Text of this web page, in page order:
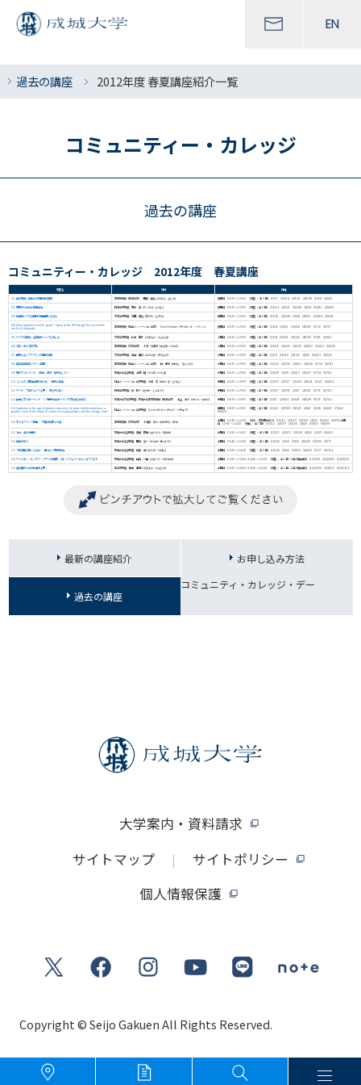
EN
過去の講座 2012年度 春夏講座紹介一覧
コミュニティー・カレッジ
過去の講座
コミュニティー・カレッジ 2012年度 春夏講座
講座名 講師 日程
01) 南方熊楠：日本人の可能性の極限 非常勤講師（経済学部） 田村 義也（たむら・よしや） 月曜日 18:30 〜 19:50 （講座 ： 全 6 回） (1)5/7 (2)5/14 (3)5/21 (4)5/28 (5)6/4 (6)6/11
02) 市民のための企業金融論 経済学部教授 福光 寛（ふくみつ・ひろし） 月曜日 18:30 〜 19:50 （講座 ：全 6 回） (1)5/14 (2)5/21 (3)5/28 (4)6/4 (5)6/11 (6)6/18
03) 加藤周一『二〇世紀の自画像』を読む 文芸学部教授 有田 英也（ありた・ひでや） 月曜日 18:30 〜 19:50 （講座 ：全 6 回） (1)5/21 (2)5/28 (3)6/4 (4)6/11 (5)6/18 (6)6/25
04) Close together or wide apart？ Japan ＆ the UK through the eyes of the
media ＆ its people
非常勤講師（社会イノベーション学部） David Harrison（ディビッド・ハリソン） 月曜日 18:30 〜 19:50 （講座 ：全 6 回） (1)6/4 (2)6/11 (3)6/18 (4)6/25 (5)7/2 (6)7/9
05) ドラマの英語：名探偵ホームズを楽しむ 文芸学部教授 杉本 豊久（すぎもと・とよひさ） 火曜日 18:30 〜 19:50 （講座 ：全 6 回） (1)5/8 (2)5/15 (3)5/22 (4)5/29 (5)6/5 (6)6/12
06) 江戸ッ子と江戸文化 非常勤講師（文芸学部） 小沢 詠美子（おざわ・えみこ） 火曜日 18:30 〜 19:50 （講座 ：全 6 回） (1)5/15 (2)5/22 (3)5/29 (4)6/12 (5)6/19 (6)6/26
07) 華麗なるハプスブルク帝国の宮殿 文芸学部教授 富山 典彦（とみやま・のりひこ） 水曜日 18:30 〜 19:50 （講座 ：全 6 回） (1)5/9 (2)5/16 (3)5/23 (4)6/6 (5)6/13 (6)6/20
08) 英語音声探索ツアー６日間 非常勤講師（社会イノベーション学部） 林 響子（はやし・きょうこ） 水曜日 18:30 〜 19:50 （講座 ：全 6 回） (1)5/23 (2)5/30 (3)6/13 (4)6/20 (5)7/4 (6)7/11
09) 現代アイルランド — 新生・停滞・繁栄そして？ — 成城大学名誉教授 上野 格（うえの・いたる） 水曜日 18:30 〜 19:50 （講座 ：全 6 回） (1)5/30 (2)6/6 (3)6/13 (4)6/27 (5)7/4 (6)7/11
10) ミレニアム開発目標の光と影 — 世界と日本 — 社会イノベーション学部教授 大隈 宏（おおくま・ひろし） 木曜日 18:30 〜 19:50 （講座 ：全 6 回） (1)5/10 (2)5/17 (3)5/24 (4)5/31 (5)6/7 (6)6/14
11) アート・プロデュース入門 — 夢を形に紡ぐ — 経済学部教授 境 新一（さかい・しんいち） 木曜日 18:30 〜 19:50 （講座 ：全 6 回） (1)5/17 (2)5/31 (3)6/7 (4)6/21 (5)7/5 (6)7/12
12) 独立を恋うポーランド — 19世紀後半ポーランド文化史を中心に — 東海大学文学部教授／成城大学非常勤講師（経済学部） 土谷 直人（つちや・なおと） 木曜日 18:30 〜 19:50 （講座 ：全 6 回） (1)6/7 (2)6/14 (3)6/21 (4)6/28 (5)7/5 (6)7/12
13) Optimism in the age of global crises: why do some intellectuals have a
positive view of the future in a time of overpopulation and the energy crisis?
社会イノベーション学部教授 Dennis Riches（デニス・リチェズ）
金曜日 18:30 〜 19:50 （講座 ：全 8 回） (1)5/11 (2)5/18 (3)5/25 (4)6/1 (5)6/8 (6)6/15 (7)6/22
(8)6/29
14) 恋するフランス映画 — 恋愛の刹那と永遠 — 非常勤講師（文芸学部） 小河原 あや（おがわら・あや）
土曜日 10:40 〜 12:00 （試写 ：変則開始あり） (1)5/12 (2)5/19 (3)5/26 (4)6/9 (5)6/16 (6)6/30 土曜
日 13:00 〜 14:20 （講義 ： 全 6 回） (1)5/12 (2)5/19 (3)5/26 (4)6/9 (5)6/16 (6)6/30
15) 簿記・会計の世界 成城大学名誉教授 斉藤 昭雄（さいとう・あきお） 土曜日 13:00 〜 14:20 （講座 ： 全 6 回） (1)5/12 (2)5/19 (3)5/26 (4)6/2 (5)6/9 (6)6/16
16) 日本の祭り 成城大学名誉教授 田中 宣一（たなか・せんいち） 土曜日 10:40 〜 12:00 （講座 ： 全 6 回） (1)5/26 (2)6/2 (3)6/9 (4)6/23 (5)6/30 (6)7/7
17) 『和漢朗詠集』を読む — 朗詠と『源氏物語』 — 成城大学名誉教授 杤尾 武（とちお・たけし） 土曜日 13:00 〜 14:20 （講座 ： 全 6 回） (1)5/26 (2)6/2 (3)6/16 (4)6/23 (5)7/7 (6)7/14
18) アメリカン・ビジネス・パワーの実像 — ロックフェラーからジョブズまで — 成城大学名誉教授 山口 一臣（やまぐち・かずおみ） 土曜日 13:00 〜 14:20 / 14:40 〜 16:00 （講座 ： 全 6 回 / 1日2講義連続） (1)(2)6/9 (3)(4)6/16 (5)(6)6/23
19) 裁判員のための刑事法入門 法学部教授 鋤本 豊博（すきもと・とよひろ） 土曜日 13:00 〜 14:20 / 14:40 〜 16:00 （講座 ： 全 6 回 / 1日2講義連続） (1)(2)6/30 (3)(4)7/7 (5)(6)7/14
最新の講座紹介 お申し込み方法
過去の講座
コミュニティ・カレッジ・デー
大学案内・資料請求
サイトマップ
サイトポリシー
個人情報保護
Copyright © Seijo Gakuen All Rights Reserved.